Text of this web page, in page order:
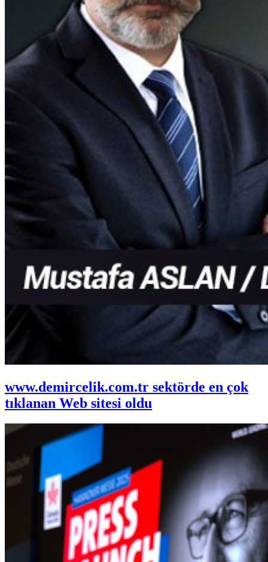
www.demircelik.com.tr sektörde en çok
tıklanan Web sitesi oldu